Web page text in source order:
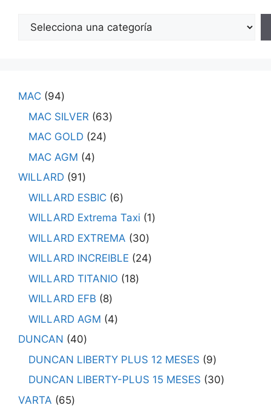
MAC 94
MAC SILVER
63
MAC GOLD 24
MAC AGM
4
WILLARD 91
WILLARD ESBIC 6
WILLARD Extrema Taxi
1
WILLARD EXTREMA
30
WILLARD INCREIBLE
24
WILLARD TITANIO
18
WILLARD EFB
8
WILLARD AGM
4
DUNCAN
40
DUNCAN LIBERTY PLUS 12 MESES
9
DUNCAN LIBERTY-PLUS 15 MESES
30
VARTA
65